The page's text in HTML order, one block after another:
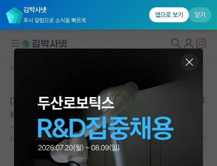
김박사넷
푸시 알림으로 소식을 빠르게
앱으로 보기 닫기
국내대학원 정보
연구실&오픈랩
커뮤니티
커뮤니티 홈
커뮤니티 홈
(2) 여자들이 사회생활, 연구에 안맞는다고 생각하는 이유
졸린 에이다 러브레이스
누적 신고가 20개 이상인 사용자입니다.
2026.05.17
8 2232